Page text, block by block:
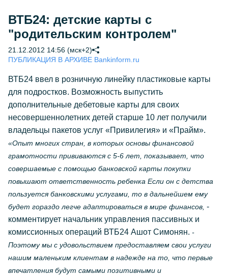
ВТБ24: детские карты с
"родительским контролем"
21.12.2012 14:56 (мск+2)
ПУБЛИКАЦИЯ В АРХИВЕ Bankinform.ru
ВТБ24 ввел в розничную линейку пластиковые карты
для подростков. Возможность выпустить
дополнительные дебетовые карты для своих
несовершеннолетних детей старше 10 лет получили
владельцы пакетов услуг «Привилегия» и «Прайм».
«Опыт многих стран, в которых основы финансовой
грамотности прививаются с 5-6 лет, показывает, что
совершаемые с помощью банковской карты покупки
повышают ответственность ребенка Если он с детства
пользуется банковскими услугами, то в дальнейшем ему
будет гораздо легче адаптироваться в мире финансов, -
комментирует начальник управления пассивных и
комиссионных операций ВТБ24 Ашот Симонян. -
Поэтому мы с удовольствием предоставляем свои услуги
нашим маленьким клиентам в надежде на то, что первые
впечатления будут самыми позитивными и